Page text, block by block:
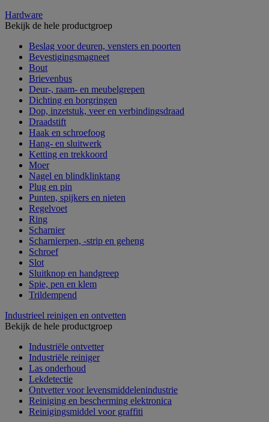
Hardware
Bekijk de hele productgroep
Beslag voor deuren, vensters en poorten
Bevestigingsmagneet
Bout
Brievenbus
Deur-, raam- en meubelgrepen
Dichting en borgringen
Dop, inzetstuk, veer en verbindingsdraad
Draadstift
Haak en schroefoog
Hang- en sluitwerk
Ketting en trekkoord
Moer
Nagel en blindklinktang
Plug en pin
Punten, spijkers en nieten
Regelvoet
Ring
Scharnier
Scharnierpen, -strip en geheng
Schroef
Slot
Sluitknop en handgreep
Spie, pen en klem
Trildempend
Industrieel reinigen en ontvetten
Bekijk de hele productgroep
Industriële ontvetter
Industriële reiniger
Las onderhoud
Lekdetectie
Ontvetter voor levensmiddelenindustrie
Reiniging en bescherming elektronica
Reinigingsmiddel voor graffiti